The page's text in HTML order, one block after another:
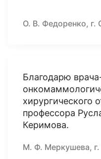
О. В. Федоренко, г.
Благодарю
хирургического
профессора
Керимова.
М. Ф. Меркушева,